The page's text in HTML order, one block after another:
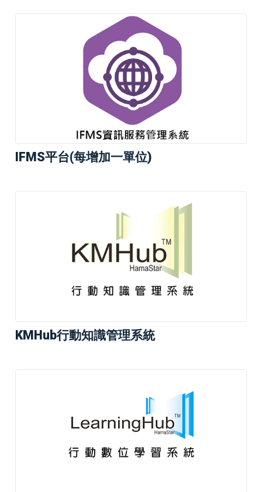
IFMS平台(每增加一單位)
KMHub行動知識管理系統